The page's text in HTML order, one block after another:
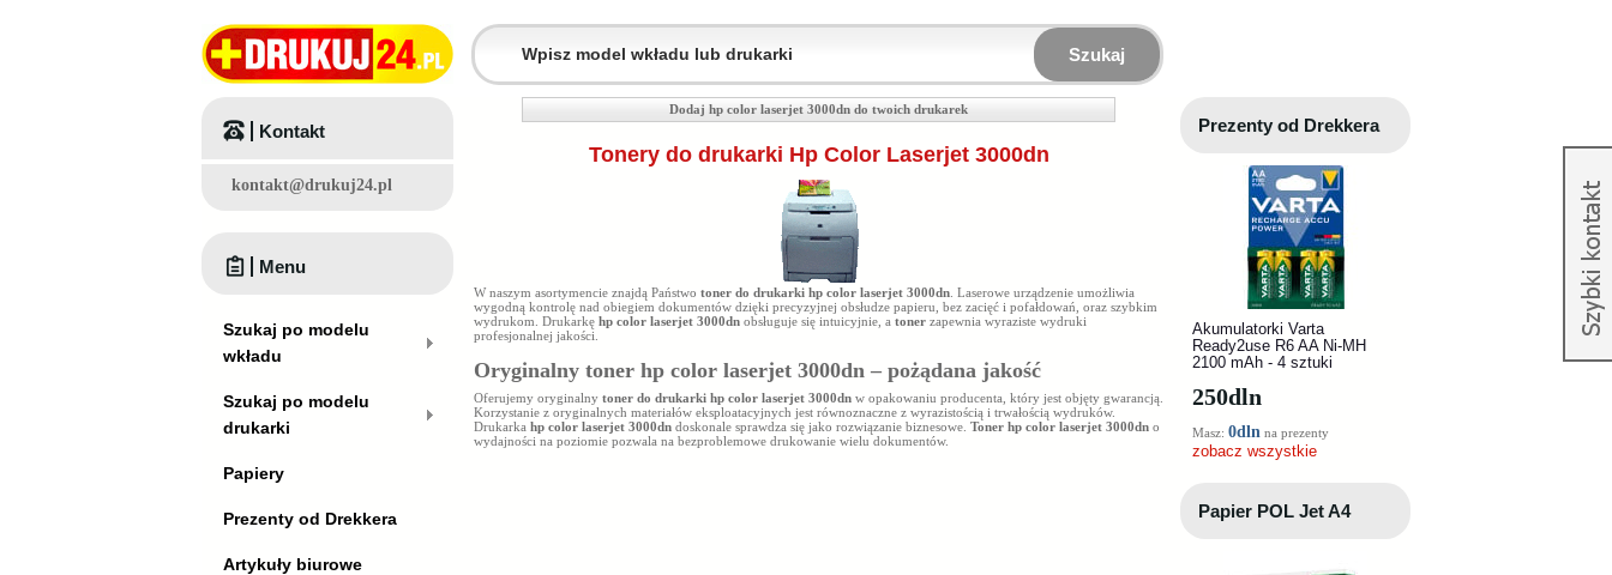
Szukaj
Dodaj hp color laserjet 3000dn do twoich drukarek
Tonery do drukarki Hp Color Laserjet 3000dn
W naszym asortymencie znajdą Państwo toner do drukarki hp color laserjet 3000dn . Laserowe urządzenie umożliwia
wygodną kontrolę nad obiegiem dokumentów dzięki precyzyjnej obsłudze papieru, bez zacięć i pofałdowań, oraz szybkim
wydrukom. Drukarkę hp color laserjet 3000dn obsługuje się intuicyjnie, a toner zapewnia wyraziste wydruki
profesjonalnej jakości.
Oryginalny toner hp color laserjet 3000dn – pożądana jakość
Oferujemy oryginalny toner do drukarki hp color laserjet 3000dn w opakowaniu producenta, który jest objęty gwarancją.
Korzystanie z oryginalnych materiałów eksploatacyjnych jest równoznaczne z wyrazistością i trwałością wydruków.
Drukarka hp color laserjet 3000dn doskonale sprawdza się jako rozwiązanie biznesowe. Toner hp color laserjet 3000dn o
wydajności na poziomie pozwala na bezproblemowe drukowanie wielu dokumentów.
Kontakt
kontakt@drukuj24.pl
Menu
Szukaj po modelu
wkładu
Szukaj po modelu
drukarki
Papiery
Prezenty od Drekkera
Artykuły biurowe
Prezenty od Drekkera
Akumulatorki Varta
Ready2use R6 AA Ni-MH
2100 mAh - 4 sztuki
250dln
Masz: 0dln na prezenty
zobacz wszystkie
Papier POL Jet A4